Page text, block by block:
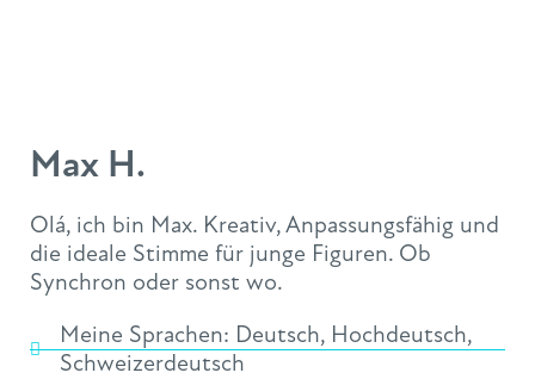
Max H.
Olá, ich bin Max. Kreativ, Anpassungsfähig und
die ideale Stimme für junge Figuren. Ob
Synchron oder sonst wo.
Meine Sprachen: Deutsch, Hochdeutsch,
Schweizerdeutsch